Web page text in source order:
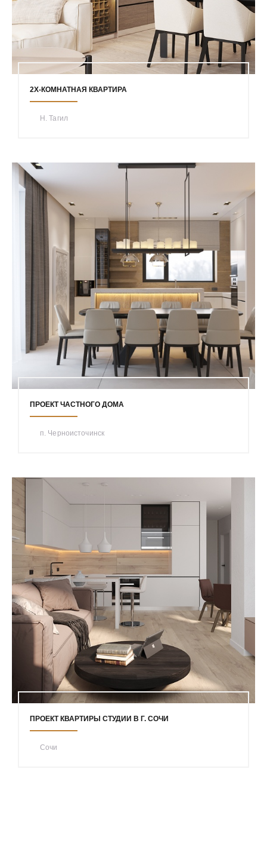
2Х-КОМНАТНАЯ КВАРТИРА
Н. Тагил
ПРОЕКТ ЧАСТНОГО ДОМА
п. Черноисточинск
ПРОЕКТ КВАРТИРЫ СТУДИИ В Г. СОЧИ
Сочи